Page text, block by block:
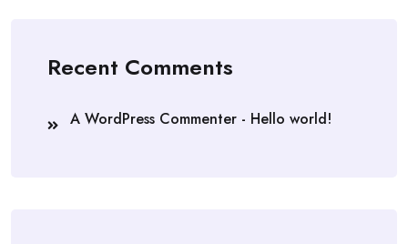
Recent Comments
A WordPress Commenter - Hello world!